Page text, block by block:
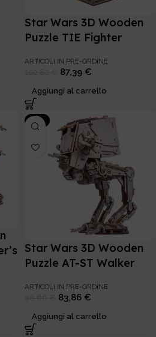
Star Wars 3D Wooden
Puzzle TIE Fighter
ARTICOLI IN PRE-ORDINE
87,39 €
Aggiungi al carrello
-15%
Star Wars 3D Wooden
Puzzle AT-ST Walker
ARTICOLI IN PRE-ORDINE
83,86 €
Aggiungi al carrello